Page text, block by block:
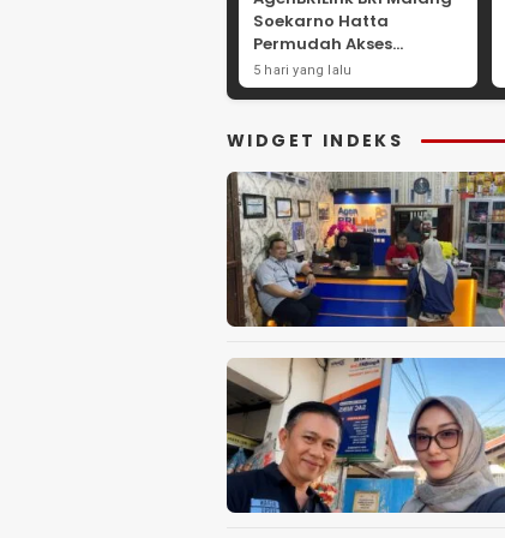
Soekarno Hatta
Permudah Akses
Layanan Keuangan
Masyarakat
5 hari yang lalu
WIDGET INDEKS